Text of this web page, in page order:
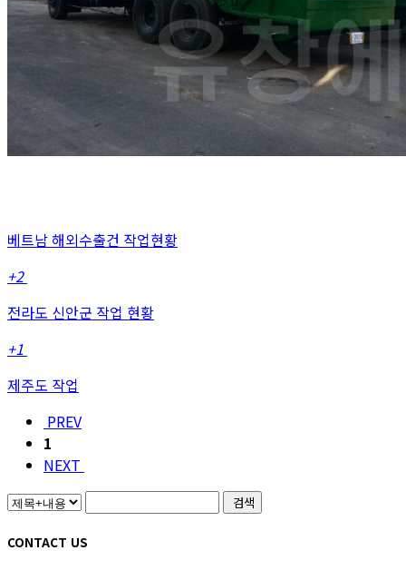
베트남 해외수출건 작업현황
+2
전라도 신안군 작업 현황
+1
제주도 작업
PREV
1
NEXT
검색
CONTACT US